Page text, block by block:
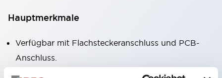
Hauptmerkmale
Verfügbar mit Flachsteckeranschluss und PCB-
Anschluss.
Standardmäßig mit polaritätsfreiem, hochhelligem